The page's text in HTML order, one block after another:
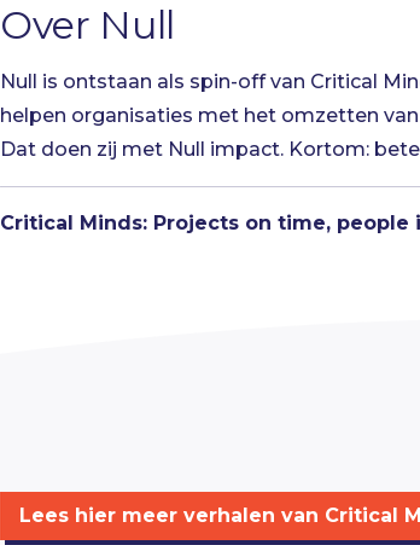
Over Null
Null is ontstaan als spin-off van Critical
helpen organisaties met het omzetten
Dat doen zij met Null impact. Kortom:
Critical Minds: Projects on time, people
Lees hier meer verhalen van Critical